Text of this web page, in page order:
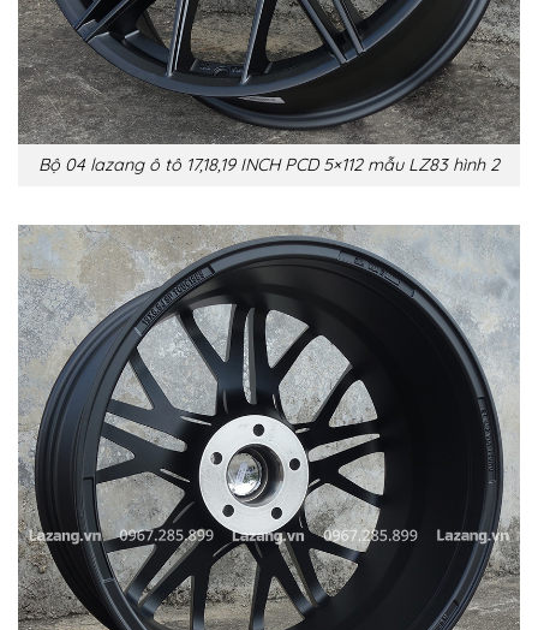
Bộ 04 lazang ô tô 17,18,19 INCH PCD 5×112 mẫu LZ83 hình 2